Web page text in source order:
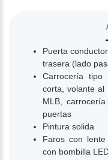
Puerta
trasera (lado
Carrocería tipo
corta, volante al
MLB,
puertas
Pintura solida
Faros con
con bombilla